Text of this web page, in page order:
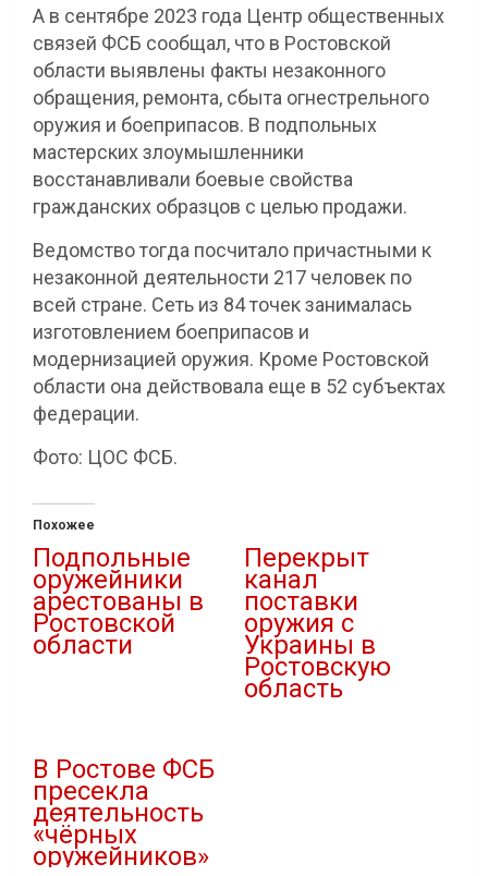
А в сентябре 2023 года Центр общественных
связей ФСБ сообщал, что в Ростовской
области выявлены факты незаконного
обращения, ремонта, сбыта огнестрельного
оружия и боеприпасов. В подпольных
мастерских злоумышленники
восстанавливали боевые свойства
гражданских образцов с целью продажи.
Ведомство тогда посчитало причастными к
незаконной деятельности 217 человек по
всей стране. Сеть из 84 точек занималась
изготовлением боеприпасов и
модернизацией оружия. Кроме Ростовской
области она действовала еще в 52 субъектах
федерации.
Фото: ЦОС ФСБ.
Похожее
Подпольные
оружейники
арестованы в
Ростовской
области
Перекрыт
канал
поставки
оружия с
Украины в
Ростовскую
область
В Ростове ФСБ
пресекла
деятельность
«чёрных
оружейников»